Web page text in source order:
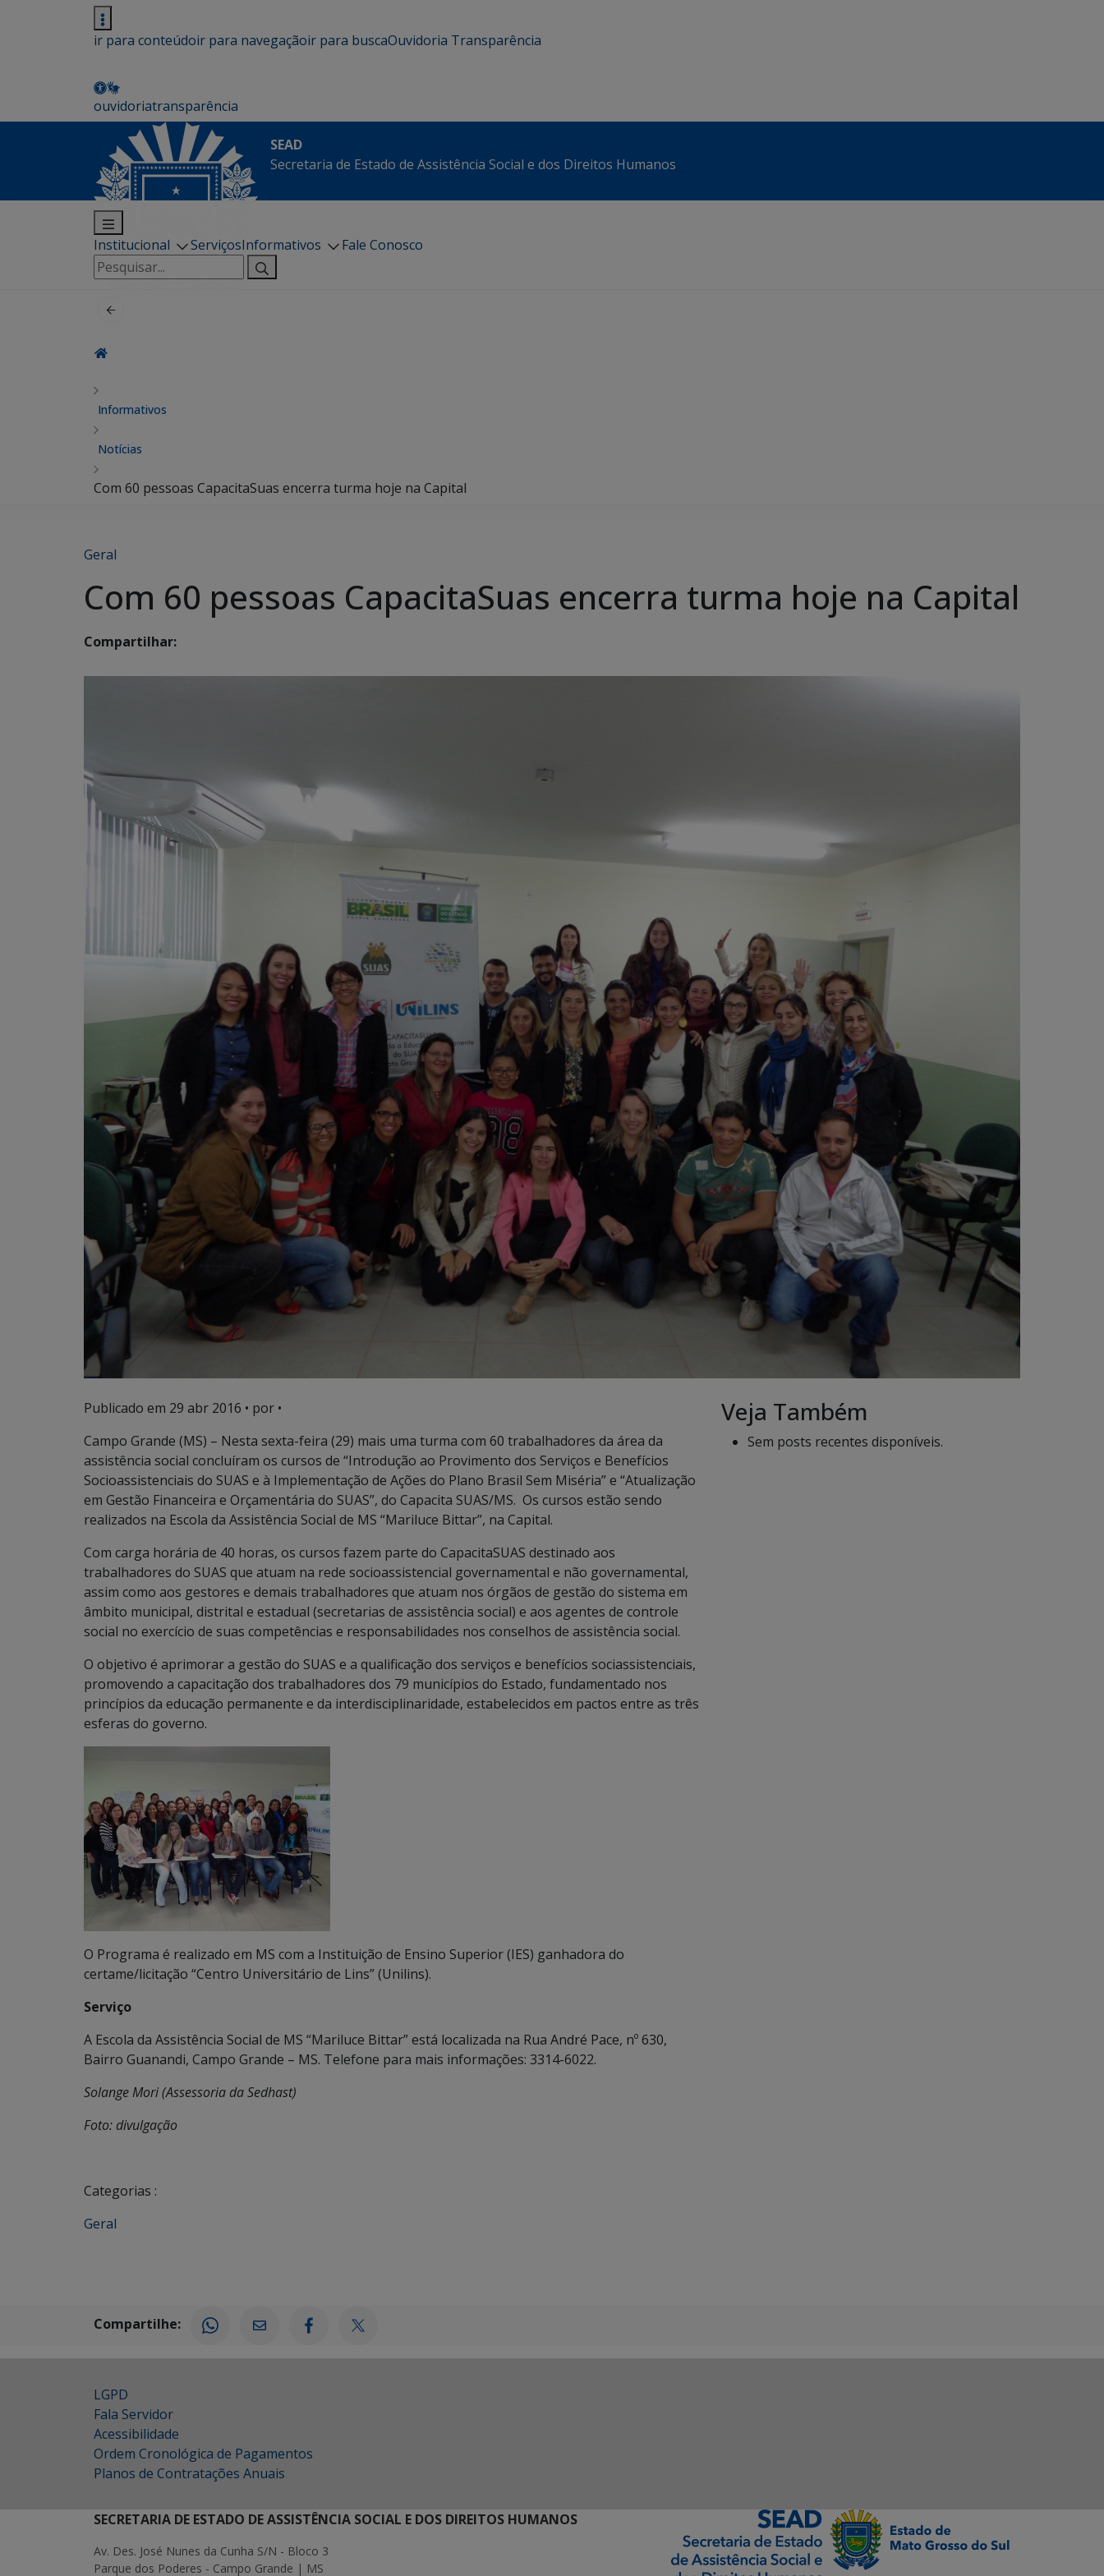
ir para conteúdoir para navegaçãoir para buscaOuvidoria Transparência
ouvidoriatransparência
SEAD
Secretaria de Estado de Assistência Social e dos Direitos Humanos
Institucional ServiçosInformativos
Fale Conosco
Pesquisar
por:
Informativos
Notícias
Com 60 pessoas CapacitaSuas encerra turma hoje na Capital
Geral
Com 60 pessoas CapacitaSuas encerra turma hoje na Capital
Compartilhar:
Publicado em 29 abr 2016 • por •
Campo Grande (MS) – Nesta sexta-feira (29) mais uma turma com 60 trabalhadores da área da
assistência social concluíram os cursos de “Introdução ao Provimento dos Serviços e Benefícios
Socioassistenciais do SUAS e à Implementação de Ações do Plano Brasil Sem Miséria” e “Atualização
em Gestão Financeira e Orçamentária do SUAS”, do Capacita SUAS/MS. Os cursos estão sendo
realizados na Escola da Assistência Social de MS “Mariluce Bittar”, na Capital.
Com carga horária de 40 horas, os cursos fazem parte do CapacitaSUAS destinado aos
trabalhadores do SUAS que atuam na rede socioassistencial governamental e não governamental,
assim como aos gestores e demais trabalhadores que atuam nos órgãos de gestão do sistema em
âmbito municipal, distrital e estadual (secretarias de assistência social) e aos agentes de controle
social no exercício de suas competências e responsabilidades nos conselhos de assistência social.
O objetivo é aprimorar a gestão do SUAS e a qualificação dos serviços e benefícios sociassistenciais,
promovendo a capacitação dos trabalhadores dos 79 municípios do Estado, fundamentado nos
princípios da educação permanente e da interdisciplinaridade, estabelecidos em pactos entre as três
esferas do governo.
O Programa é realizado em MS com a Instituição de Ensino Superior (IES) ganhadora do
certame/licitação “Centro Universitário de Lins” (Unilins).
Serviço
A Escola da Assistência Social de MS “Mariluce Bittar” está localizada na Rua André Pace, nº 630,
Bairro Guanandi, Campo Grande – MS. Telefone para mais informações: 3314-6022.
Solange Mori (Assessoria da Sedhast)
Foto: divulgação
Categorias :
Geral
Veja Também
Sem posts recentes disponíveis.
Compartilhe:
LGPD
Fala Servidor
Acessibilidade
Ordem Cronológica de Pagamentos
Planos de Contratações Anuais
SECRETARIA DE ESTADO DE ASSISTÊNCIA SOCIAL E DOS DIREITOS HUMANOS
Av. Des. José Nunes da Cunha S/N - Bloco 3
Parque dos Poderes - Campo Grande | MS